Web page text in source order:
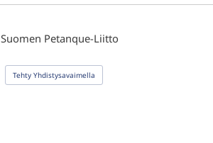
Suomen Petanque-Liitto
Tehty Yhdistysavaimella